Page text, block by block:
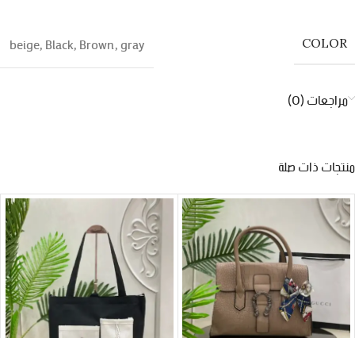
COLOR
beige,Black,Brown,gray
مراجعات (0)
منتجات ذات صلة